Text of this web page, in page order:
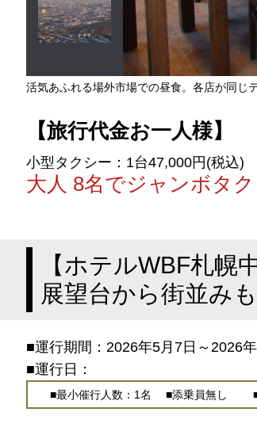
活気あふれる場外市場での昼食。各店が同じ
【旅行代金お一人様】
小型タクシー：1台47,000円(税込)
大人 8名でジャンボタ
【ホテルWBF札幌
展望台から街並み
■運行期間：2026年5月7日～2026
■運行日：
■最小催行人数：1名 ■添乗員無し ■